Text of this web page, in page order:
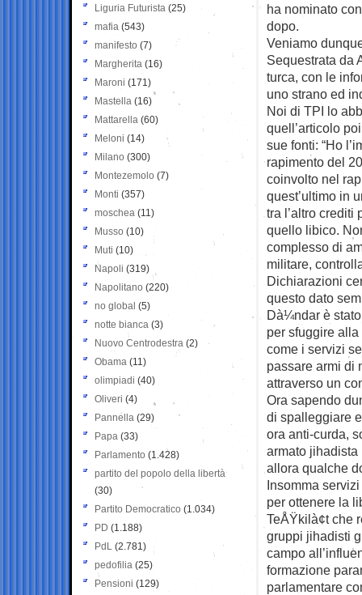
ha nominato
dopo.
Veniamo
Sequestrata da
turca, con le
uno strano ed
Noi di TPI lo
quell’articolo
sue fonti: “Ho
rapimento del
coinvolto nel
quest’ultimo in
tra l’altro crediti
quello libico.
complesso di
militare,
Dichiarazioni
questo dato
Dà¼ndar è
per sfuggire
come i servizi
passare armi di
attraverso un
Ora sapendo
di spalleggiare
ora anti-curda,
armato
allora qualche
Insomma
per ottenere la
TeÅŸkilà¢t che
gruppi jihadisti
campo
formazione
parlamentare
Liguria Futurista (25)
mafia (543)
manifesto (7)
Margherita (16)
Maroni (171)
Mastella (16)
Mattarella (60)
Meloni (14)
Milano (300)
Montezemolo (7)
Monti (357)
moschea (11)
Musso (10)
Muti (10)
Napoli (319)
Napolitano (220)
no global (5)
notte bianca (3)
Nuovo Centrodestra (2)
Obama (11)
olimpiadi (40)
Oliveri (4)
Pannella (29)
Papa (33)
Parlamento (1.428)
partito del popolo della libertà
(30)
Partito Democratico (1.034)
PD (1.188)
PdL (2.781)
pedofilia (25)
Pensioni (129)